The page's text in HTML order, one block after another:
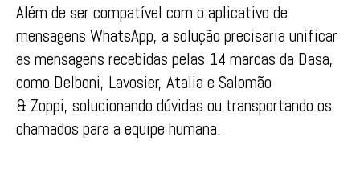
Além de ser compatível com o aplicativo de
mensagens WhatsApp, a solução precisaria unificar
as mensagens recebidas pelas 14 marcas da Dasa,
como Delboni, Lavosier, Atalia e Salomão
& Zoppi, solucionando dúvidas ou transportando os
chamados para a equipe humana.